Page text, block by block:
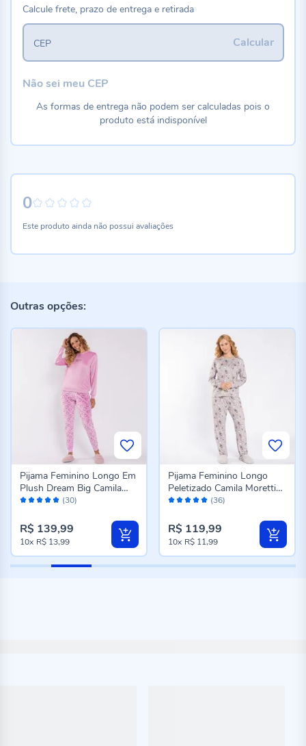
0
Este produto ainda não possui avaliações
Calcule frete, prazo de entrega e retirada
Calcular
CEP
Não sei meu CEP
As formas de entrega não podem ser calculadas pois o
produto está indisponível
Outras opções:
Avaliação: (30)
Pijama Feminino Longo Em
Plush Dream Big Camila
Moretti Rose
R$ 139,99
10x R$ 13,99
Avaliação: (36)
Pijama Feminino Longo
Peletizado Camila Moretti
Cinza Fosco
R$ 119,99
10x R$ 11,99